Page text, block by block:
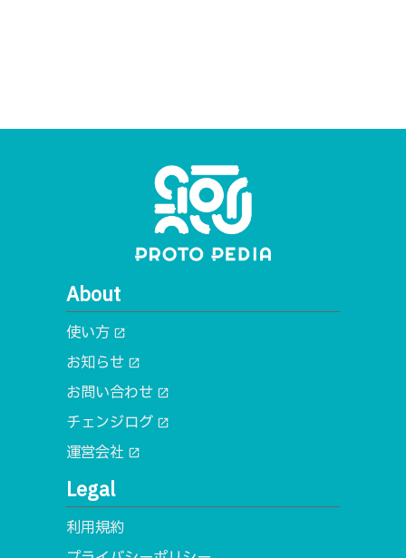
About
使い方 open_in_new
お知らせ open_in_new
お問い合わせ open_in_new
チェンジログ open_in_new
運営会社 open_in_new
Legal
利用規約